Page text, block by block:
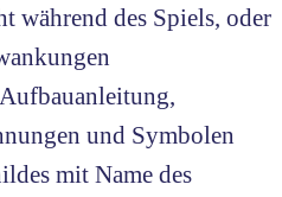
während des Spiels, oder
und Symbolen
mit Name des